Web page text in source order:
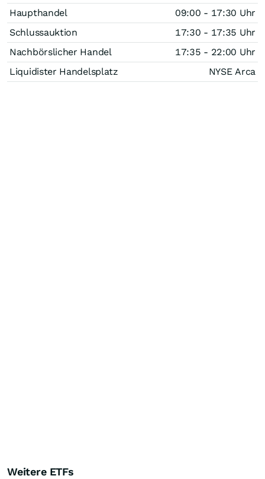
Haupthandel
09:00 - 17:30 Uhr
Schlussauktion
17:30 - 17:35 Uhr
Nachbörslicher Handel
17:35 - 22:00 Uhr
Liquidister Handelsplatz
NYSE Arca
Weitere ETFs